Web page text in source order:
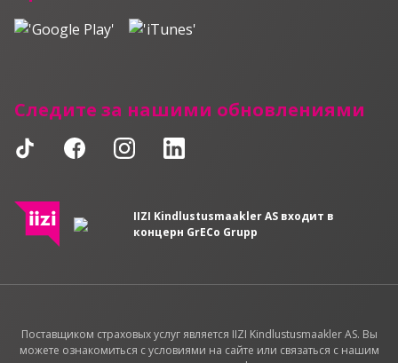
Следите за нашими обновлениями
IIZI Kindlustusmaakler AS входит в
концерн GrECo Grupp
Поставщиком страховых услуг является IIZI Kindlustusmaakler AS. Вы
можете ознакомиться с условиями на сайте или связаться с нашим